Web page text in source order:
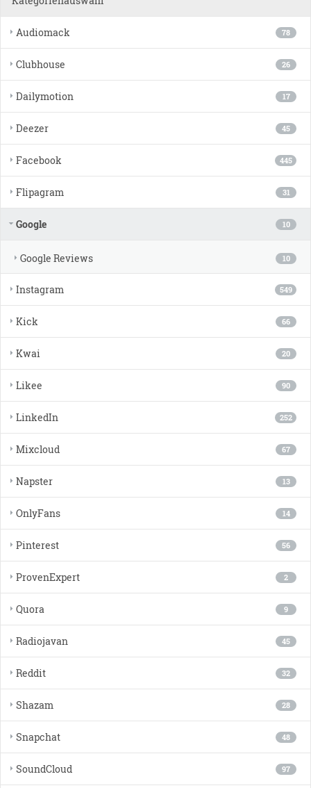
78
Audiomack
26
Clubhouse
17
Dailymotion
45
Deezer
445
Facebook
31
Flipagram
10
Google
10
Google Reviews
549
Instagram
66
Kick
20
Kwai
90
Likee
252
LinkedIn
67
Mixcloud
13
Napster
14
OnlyFans
56
Pinterest
2
ProvenExpert
9
Quora
45
Radiojavan
32
Reddit
28
Shazam
48
Snapchat
97
SoundCloud